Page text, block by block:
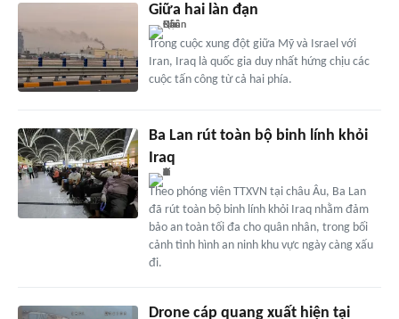
Giữa hai làn đạn
Trong cuộc xung đột giữa Mỹ và Israel với
Iran, Iraq là quốc gia duy nhất hứng chịu các
cuộc tấn công từ cả hai phía.
Ba Lan rút toàn bộ binh lính khỏi
Iraq
Theo phóng viên TTXVN tại châu Âu, Ba Lan
đã rút toàn bộ binh lính khỏi Iraq nhằm đảm
bảo an toàn tối đa cho quân nhân, trong bối
cảnh tình hình an ninh khu vực ngày càng xấu
đi.
Drone cáp quang xuất hiện tại